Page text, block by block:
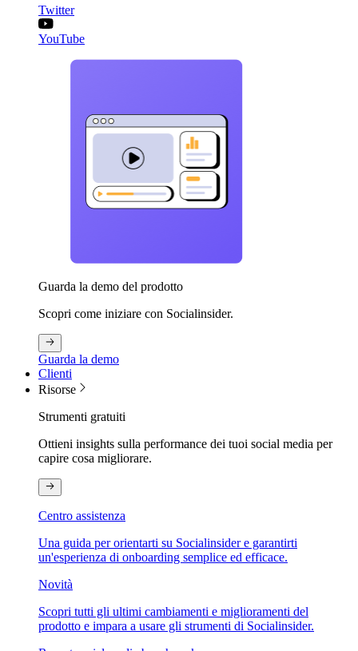
Twitter
YouTube
Guarda la demo del prodotto
Scopri come iniziare con Socialinsider.
Guarda la demo
Clienti
Risorse
Strumenti gratuiti
Ottieni insights sulla performance dei tuoi social media per
capire cosa migliorare.
Centro assistenza
Una guida per orientarti su Socialinsider e garantirti
un'esperienza di onboarding semplice ed efficace.
Novità
Scopri tutti gli ultimi cambiamenti e miglioramenti del
prodotto e impara a usare gli strumenti di Socialinsider.